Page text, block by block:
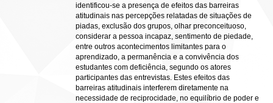
identificou-se a presença de efeitos das barreiras
atitudinais nas percepções relatadas de situações de
piadas, exclusão dos grupos, olhar preconceituoso,
considerar a pessoa incapaz, sentimento de piedade,
entre outros acontecimentos limitantes para o
aprendizado, a permanência e a convivência dos
estudantes com deficiência, segundo os atores
participantes das entrevistas. Estes efeitos das
barreiras atitudinais interferem diretamente na
necessidade de reciprocidade, no equilíbrio de poder e